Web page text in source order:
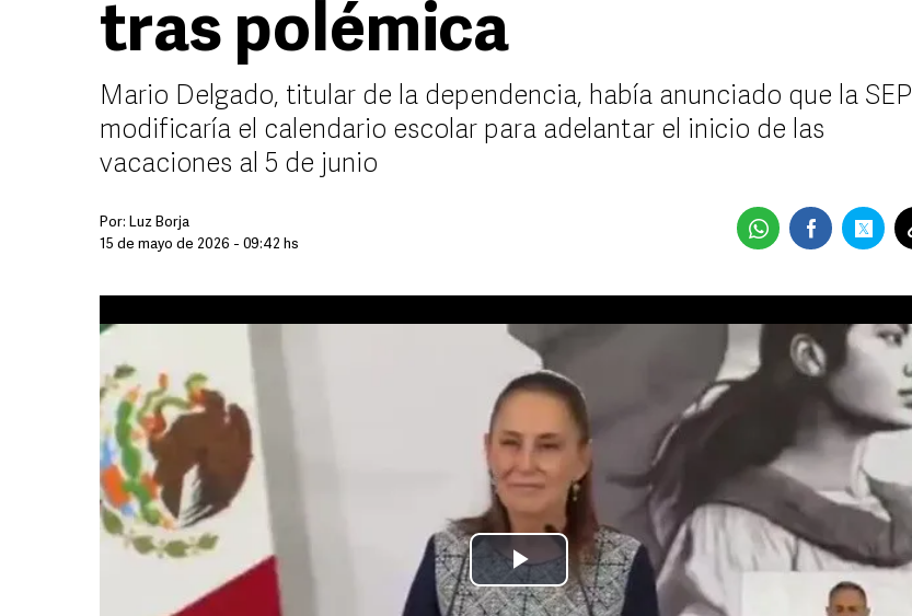
tras polémica
Mario Delgado, titular de la dependencia, había anunciado que la SEP
modificaría el calendario escolar para adelantar el inicio de las
vacaciones al 5 de junio
Por: Luz Borja
15 de mayo de 2026 - 09:42 hs